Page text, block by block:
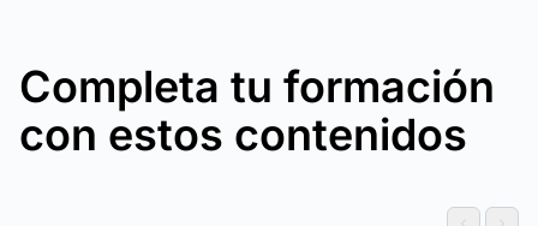
Completa tu formación
con estos contenidos